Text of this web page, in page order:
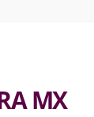
MX